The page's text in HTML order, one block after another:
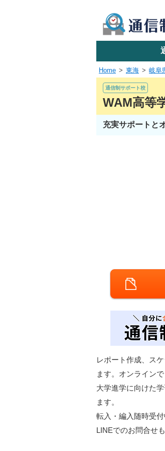
学校名で探す
関東
Home 東海 岐阜
通信制サポート校
WAM高等
充実サポートと
レポート作成、ス
ます。オンライン
大学進学に向けた
ます。
転入・編入随時受
LINEでのお問合せ